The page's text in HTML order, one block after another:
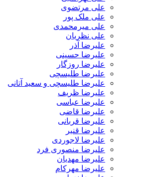
علی مرتضوی
علی ملک پور
علی میرمحمدی
علی نظریان
علیرضا آذر
علیرضا حسینی
علیرضا روزگار
علیرضا طلیسچی
علیرضا طلیسچی و سعید آتانی
علیرضا ظریف
علیرضا عباسی
علیرضا قاضی
علیرضا قربانی
علیرضا قنبر
علیرضا لاجوردی
علیرضا منصوری فرد
علیرضا مهدیان
علیرضا مهرکام